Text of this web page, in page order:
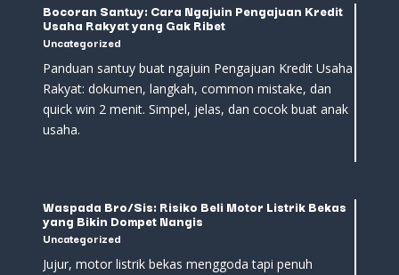
Bocoran Santuy: Cara Ngajuin Pengajuan Kredit
Usaha Rakyat yang Gak Ribet
Uncategorized
Panduan santuy buat ngajuin Pengajuan Kredit Usaha
Rakyat: dokumen, langkah, common mistake, dan
quick win 2 menit. Simpel, jelas, dan cocok buat anak
usaha.
Waspada Bro/Sis: Risiko Beli Motor Listrik Bekas
yang Bikin Dompet Nangis
Uncategorized
Jujur, motor listrik bekas menggoda tapi penuh